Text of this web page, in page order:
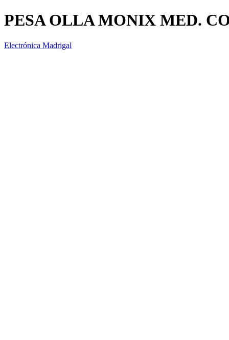
PESA OLLA MONIX MED.
Electrónica Madrigal